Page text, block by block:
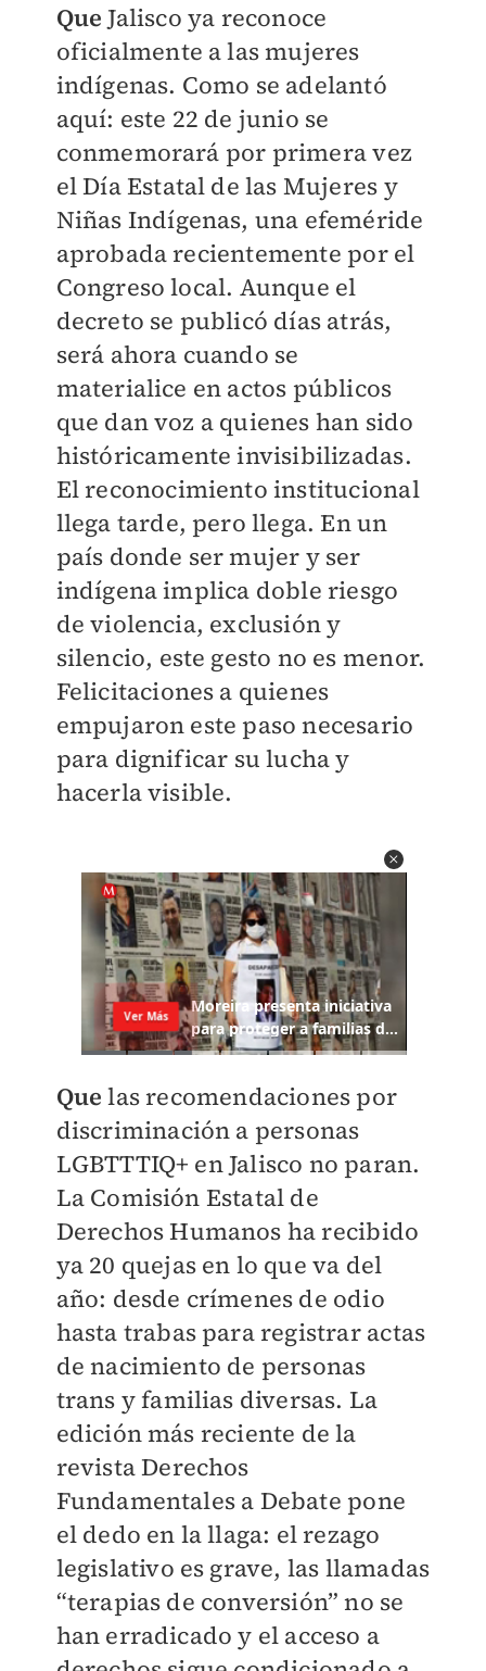
QueJalisco ya reconoce
oficialmente a las mujeres
indígenas. Como se adelantó
aquí: este 22 de junio se
conmemorará por primera vez
el Día Estatal de las Mujeres y
Niñas Indígenas, una efeméride
aprobada recientemente por el
Congreso local. Aunque el
decreto se publicó días atrás,
será ahora cuando se
materialice en actos públicos
que dan voz a quienes han sido
históricamente invisibilizadas.
El reconocimiento institucional
llega tarde, pero llega. En un
país donde ser mujer y ser
indígena implica doble riesgo
de violencia, exclusión y
silencio, este gesto no es menor.
Felicitaciones a quienes
empujaron este paso necesario
para dignificar su lucha y
hacerla visible.
Quelas recomendaciones por
discriminación a personas
LGBTTTIQ+ en Jalisco no paran.
La Comisión Estatal de
Derechos Humanos ha recibido
ya 20 quejas en lo que va del
año: desde crímenes de odio
hasta trabas para registrar actas
de nacimiento de personas
trans y familias diversas. La
edición más reciente de la
revista Derechos
Fundamentales a Debate pone
el dedo en la llaga: el rezago
legislativo es grave, las llamadas
“terapias de conversión” no se
han erradicado y el acceso a